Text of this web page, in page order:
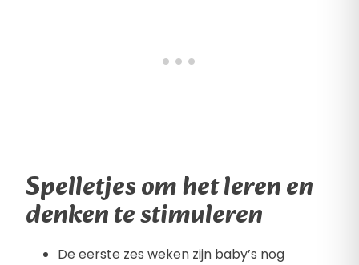
Spelletjes om het leren en
denken te stimuleren
De eerste zes weken zijn baby’s nog